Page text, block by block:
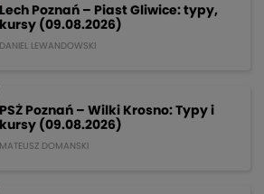
Lech Poznań – Piast Gliwice: typy,
kursy (09.08.2026)
DANIEL LEWANDOWSKI
PSŻ Poznań – Wilki Krosno: Typy i
kursy (09.08.2026)
MATEUSZ DOMANSKI